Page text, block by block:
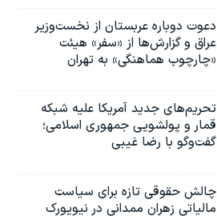
دعوت دوباره عربستان از نخست‌وزیر
عراق و گزارش‌ها از «سفر» هیئت
«چارچوب هماهنگی» به تهران
تحریم‌های جدید آمریکا علیه شبکه
قمار و پولشویی جمهوری اسلامی؛
گفت‌وگو با رضا غیبی
چالش حقوقی تازه برای سیاست
مالیاتی زهران ممدانی در نیویورک